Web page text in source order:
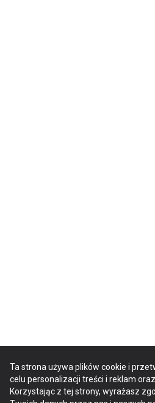
Ta strona używa plików cookie i
celu personalizacji treści i reklam
Korzystając z tej strony, wyrażasz